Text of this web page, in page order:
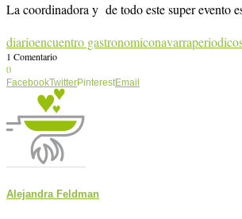
La coordinadora y de todo este super evento
diarioencuentro gastronomiconavarra
1 Comentario
0
FacebookTwitterPinterestEmail
Alejandra Feldman